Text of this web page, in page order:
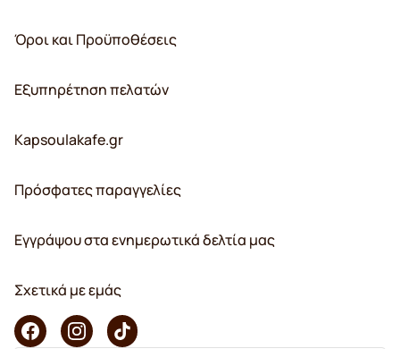
Όροι και Προϋποθέσεις
Εξυπηρέτηση πελατών
Kapsoulakafe.gr
Πρόσφατες παραγγελίες
Εγγράψου στα ενημερωτικά δελτία μας
Σχετικά με εμάς